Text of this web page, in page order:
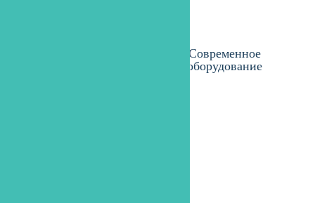
Современное
оборудование